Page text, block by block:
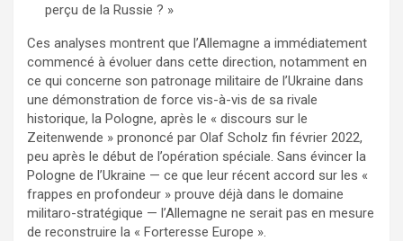
perçu de la Russie ? »
Ces analyses montrent que l’Allemagne a immédiatement
commencé à évoluer dans cette direction, notamment en
ce qui concerne son patronage militaire de l’Ukraine dans
une démonstration de force vis-à-vis de sa rivale
historique, la Pologne, après le « discours sur le
Zeitenwende » prononcé par Olaf Scholz fin février 2022,
peu après le début de l’opération spéciale. Sans évincer la
Pologne de l’Ukraine — ce que leur récent accord sur les «
frappes en profondeur » prouve déjà dans le domaine
militaro-stratégique — l’Allemagne ne serait pas en mesure
de reconstruire la « Forteresse Europe ».